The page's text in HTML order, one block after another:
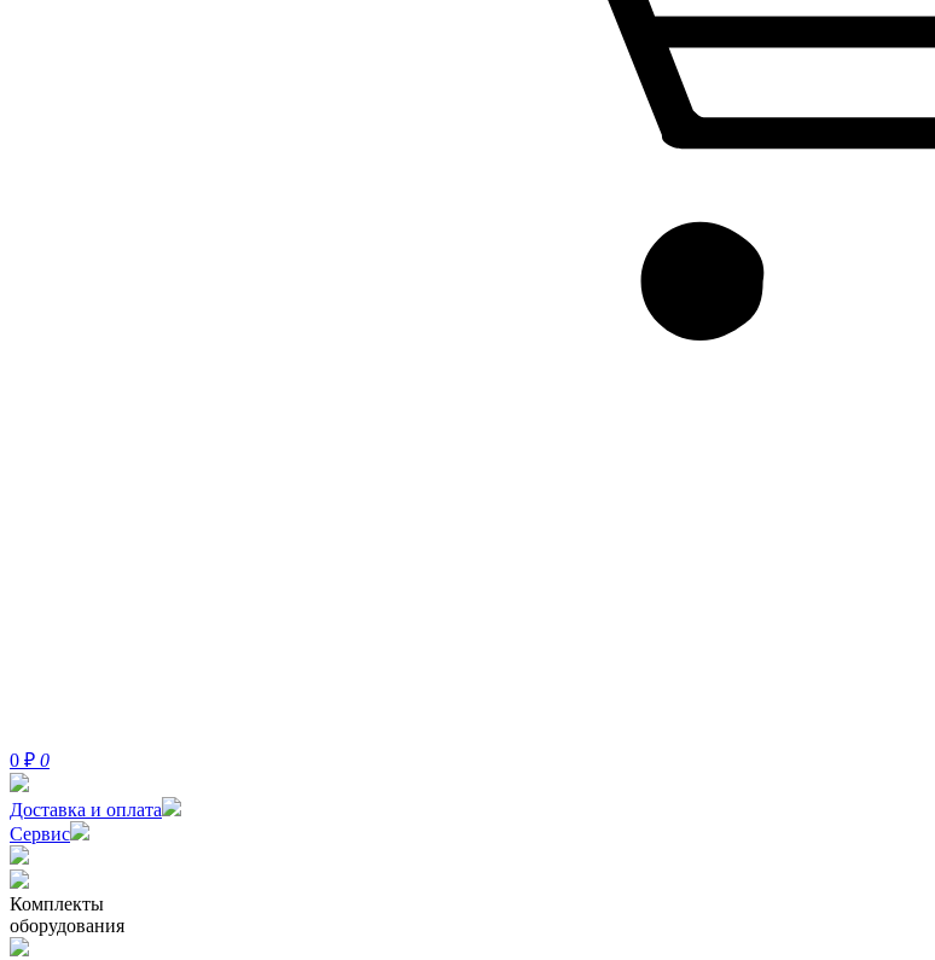
0 ₽ 0
Доставка и оплата
Сервис
Комплекты
оборудования